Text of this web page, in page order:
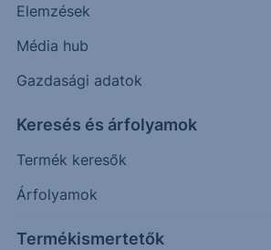
Elemzések
Média hub
Gazdasági adatok
Keresés és árfolyamok
Termék keresők
Árfolyamok
Termékismertetők
16.82
Időpont: 26.08.07. 17:34
Előző záró:
17.00
Árfolyamértesítő rögzítése
További információk kérése